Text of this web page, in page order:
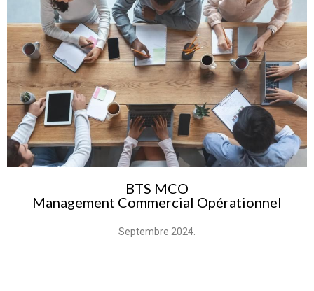
BTS MCO
Management Commercial Opérationnel
Septembre 2024.